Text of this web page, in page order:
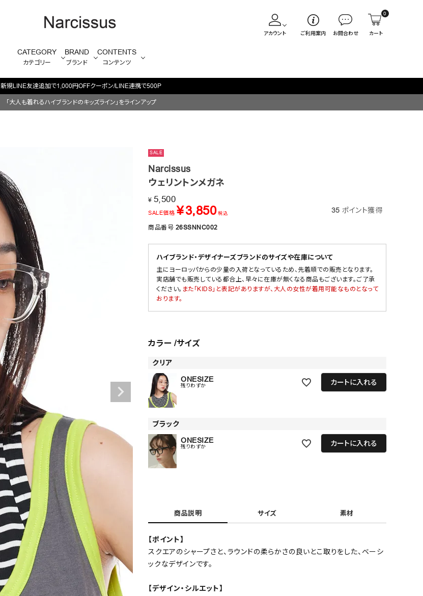
アカウント ご利用案内 お問合わせ
0
カート
CATEGORY
カテゴリー
SALE
OUTLET
BRAND
ブランド
CONTENTS
コンテンツ
新規LINE友達追加で1,000円OFFクーポン/LINE連携で500P
「大人も着れるハイブランドのキッズライン」をラインアップ
SALE
Narcissus
ウェリントンメガネ
¥ 5,500
SALE価格 ¥3,850 税込 35 ポイント獲得
商品番号 26SSNNC002
ハイブランド・デザイナーズブランドのサイズや在庫について
主にヨーロッパからの少量の入荷となっているため、先着順での販売となります。
実店舗でも販売している都合上、早々に在庫が無くなる商品もございます。ご了承
ください。 また「KIDS」と表記がありますが、大人の女性が着用可能なものとなって
おります。
カラー サイズ
クリア
ONESIZE
残りわずか カートに入れる
ブラック
ONESIZE
残りわずか カートに入れる
商品説明 サイズ 素材
【ポイント】
スクエアのシャープさと、ラウンドの柔らかさの良いとこ取りをした、ベーシ
ックなデザインです。
【デザイン・シルエット】